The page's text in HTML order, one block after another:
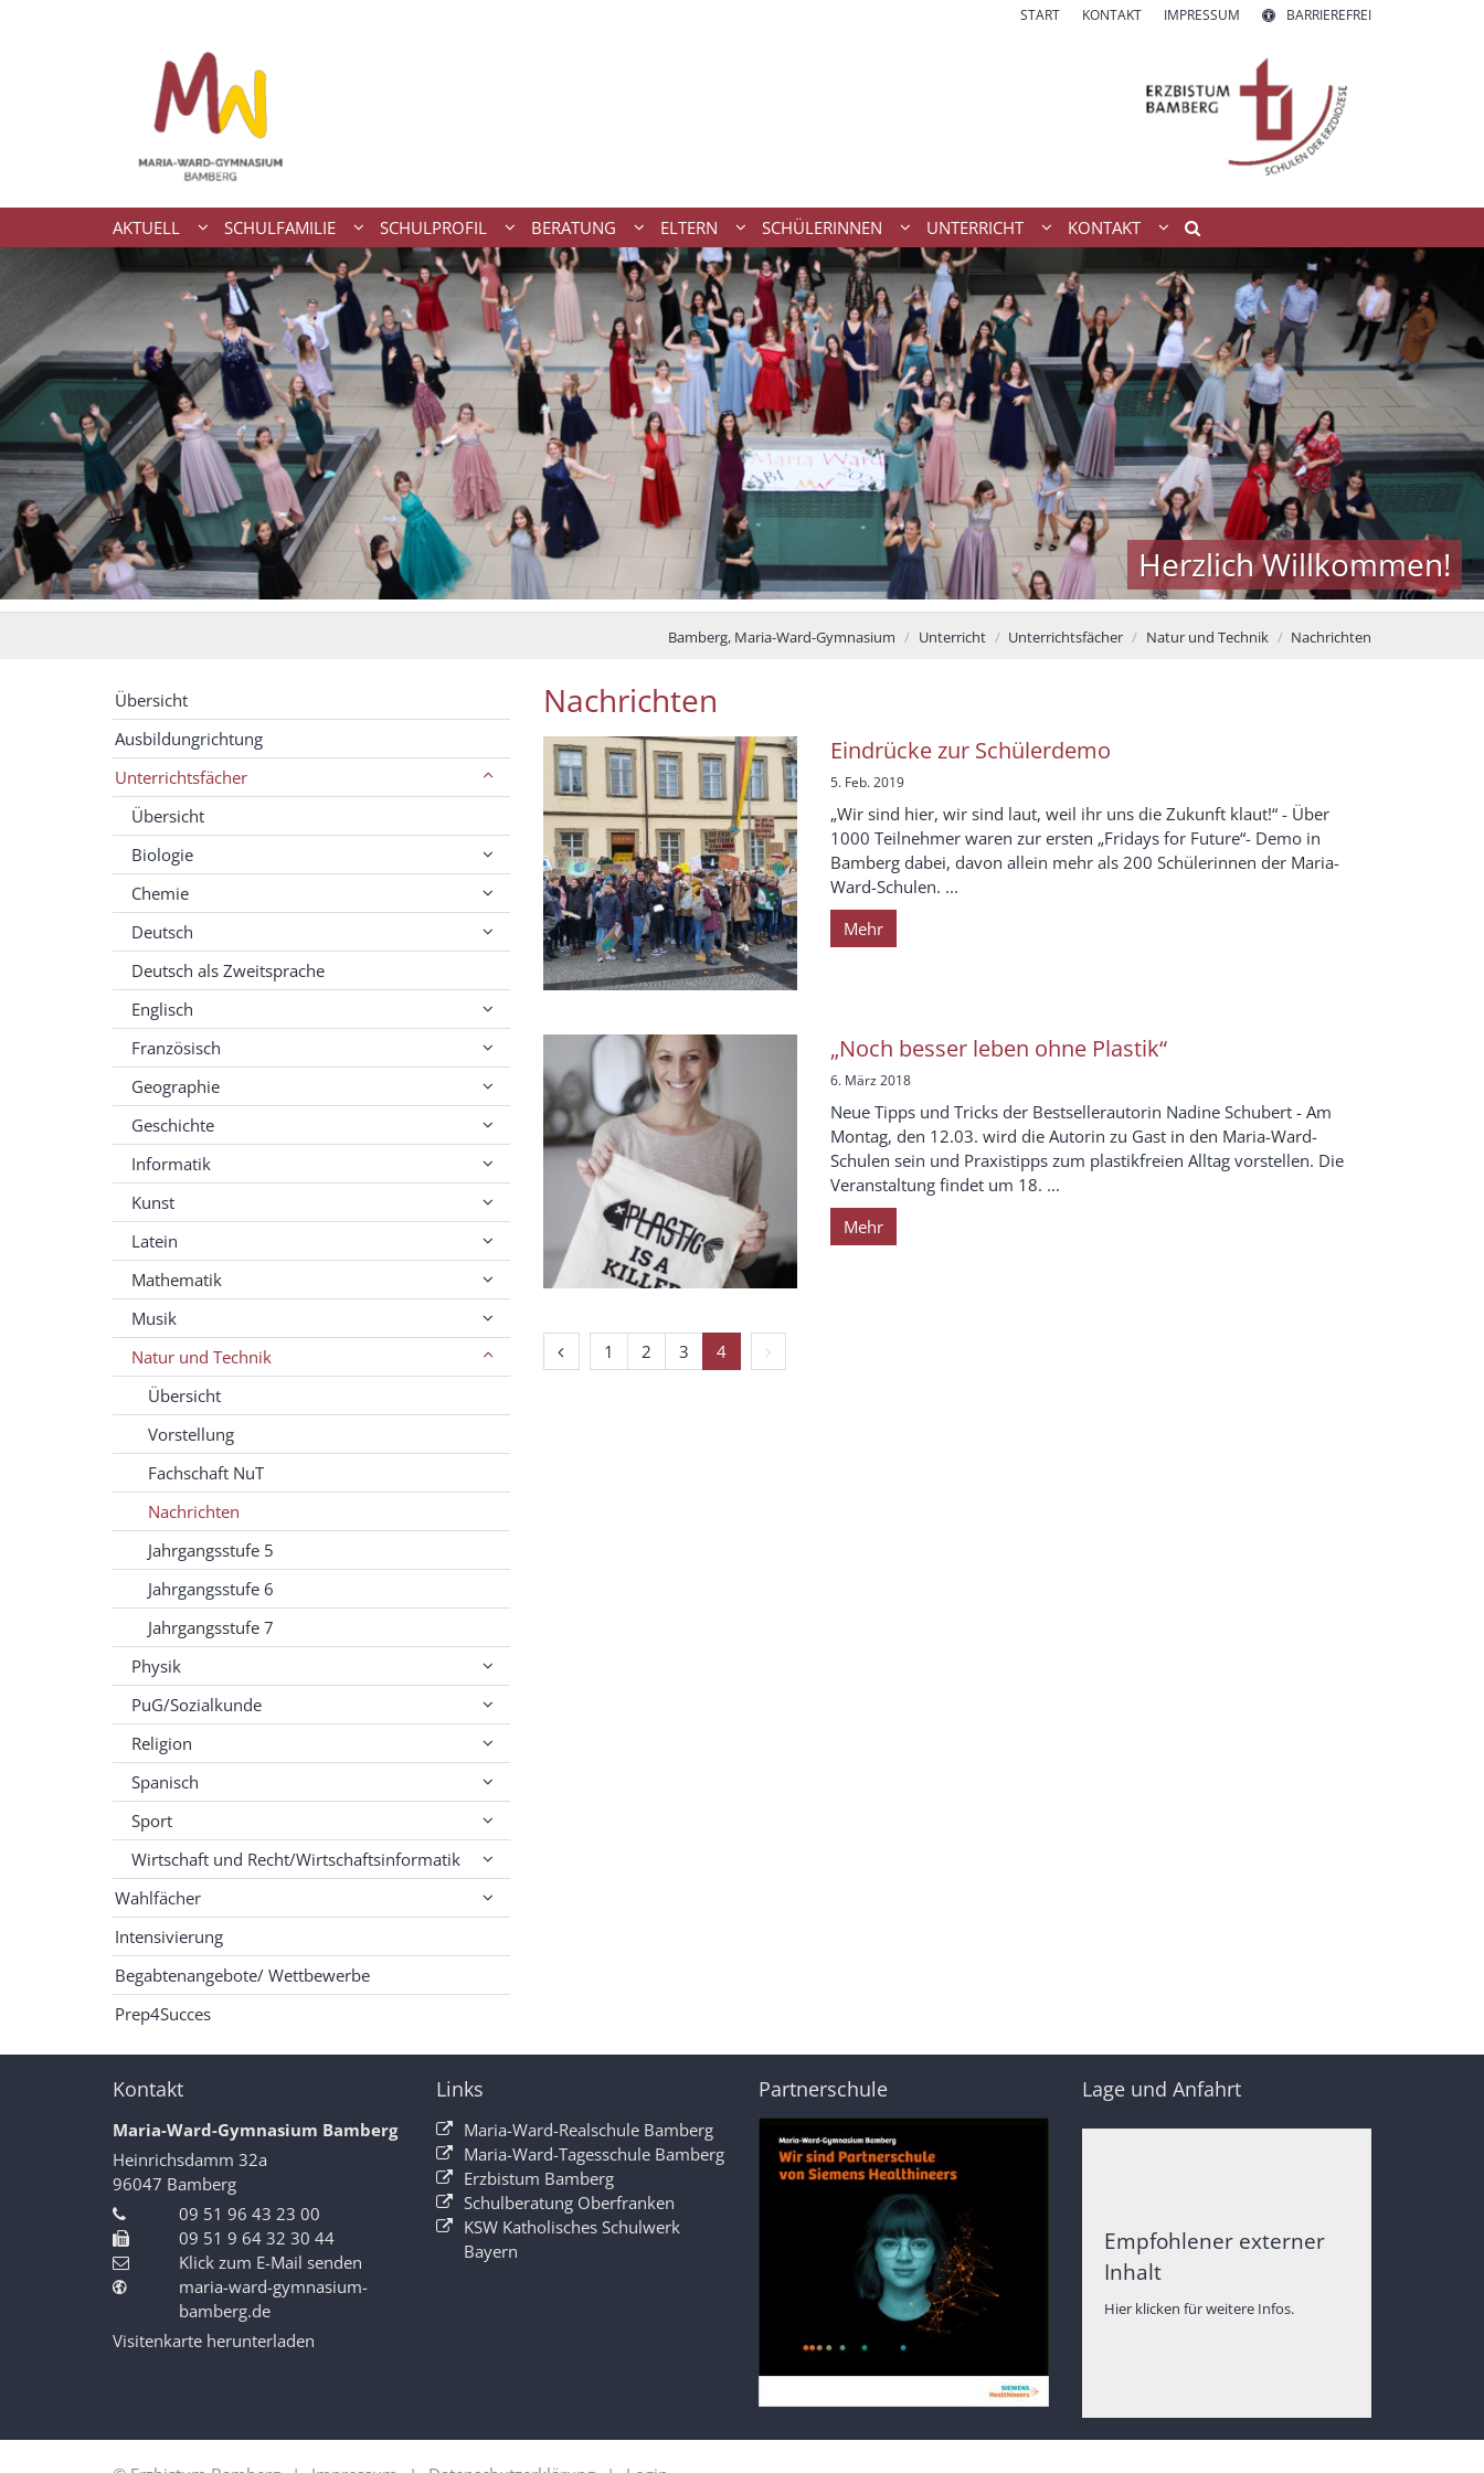
START KONTAKT IMPRESSUM BARRIEREFREI
AKTUELL SCHULFAMILIE SCHULPROFIL BERATUNG ELTERN SCHÜLERINNEN UNTERRICHT KONTAKT
Herzlich Willkommen!
Bamberg, Maria-Ward-Gymnasium Unterricht Unterrichtsfächer Natur und Technik Nachrichten
Nachrichten
Eindrücke zur Schülerdemo
5. Feb. 2019
„Wir sind hier, wir sind laut, weil ihr uns die Zukunft klaut!“ - Über
1000 Teilnehmer waren zur ersten „Fridays for Future“- Demo in
Bamberg dabei, davon allein mehr als 200 Schülerinnen der Maria-
Ward-Schulen. ...
Mehr
„Noch besser leben ohne Plastik“
6. März 2018
Neue Tipps und Tricks der Bestsellerautorin Nadine Schubert - Am
Montag, den 12.03. wird die Autorin zu Gast in den Maria-Ward-
Schulen sein und Praxistipps zum plastikfreien Alltag vorstellen. Die
Veranstaltung findet um 18. ...
Mehr
Vorherige Seite
Erste Seite
1 2 3 4 Nächste Seite
Übersicht
Ausbildungrichtung
Unterrichtsfächer
Übersicht
Biologie
Chemie
Deutsch
Deutsch als Zweitsprache
Englisch
Französisch
Geographie
Geschichte
Informatik
Kunst
Latein
Mathematik
Musik
Natur und Technik
Übersicht
Vorstellung
Fachschaft NuT
Nachrichten
Jahrgangsstufe 5
Jahrgangsstufe 6
Jahrgangsstufe 7
Physik
PuG/Sozialkunde
Religion
Spanisch
Sport
Wirtschaft und Recht/Wirtschaftsinformatik
Wahlfächer
Intensivierung
Begabtenangebote/ Wettbewerbe
Prep4Succes
Kontakt
Maria-Ward-Gymnasium Bamberg
Heinrichsdamm 32a
96047 Bamberg
09 51 96 43 23 00
09 51 9 64 32 30 44
Klick zum E-Mail senden
maria-ward-gymnasium-
bamberg.de
Visitenkarte herunterladen
Links
Maria-Ward-Realschule Bamberg
Maria-Ward-Tagesschule Bamberg
Erzbistum Bamberg
Schulberatung Oberfranken
KSW Katholisches Schulwerk
Bayern
Partnerschule Lage und Anfahrt
Empfohlener externer
Inhalt
Hier klicken für weitere Infos.